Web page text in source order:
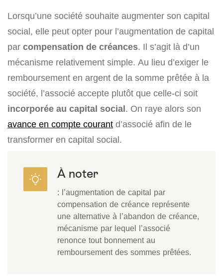
Lorsqu’une société souhaite augmenter son capital
social, elle peut opter pour l’augmentation de capital
par compensation de créances. Il s’agit là d’un
mécanisme relativement simple. Au lieu d’exiger le
remboursement en argent de la somme prêtée à la
société, l’associé accepte plutôt que celle-ci soit
incorporée au capital social. On raye alors son
avance en compte courant d’associé afin de le
transformer en capital social.
À noter
: l’augmentation de capital par
compensation de créance représente
une alternative à l’abandon de créance,
mécanisme par lequel l’associé
renonce tout bonnement au
remboursement des sommes prêtées.